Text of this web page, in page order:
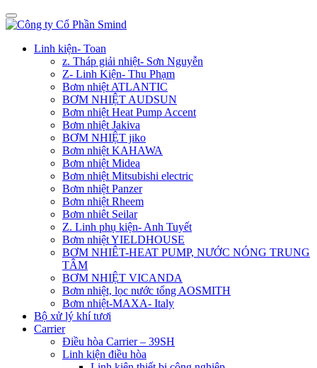
Linh kiện- Toan
z. Tháp giải nhiệt- Sơn Nguyễn
Z- Linh Kiện- Thu Phạm
Bơm nhiệt ATLANTIC
BƠM NHIỆT AUDSUN
Bơm nhiệt Heat Pump Accent
Bơm nhiệt Jakiva
BƠM NHIỆT jiko
Bơm nhiệt KAHAWA
Bơm nhiệt Midea
Bơm nhiệt Mitsubishi electric
Bơm nhiệt Panzer
Bơm nhiệt Rheem
Bơm nhiêt Seilar
Z. Linh phụ kiện- Anh Tuyết
Bơm nhiệt YIELDHOUSE
BƠM NHIÊT-HEAT PUMP, NƯỚC NÓNG TRUNG
TÂM
BƠM NHIỆT VICANDA
Bơm nhiệt, lọc nước tổng AOSMITH
Bơm nhiệt-MAXA- Italy
Bộ xử lý khí tươi
Carrier
Điều hòa Carrier – 39SH
Linh kiện điều hòa